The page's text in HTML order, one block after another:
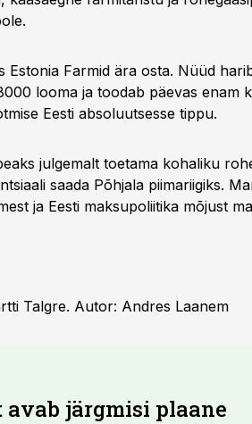
Estonia Farmid ära osta. Nüüd
looma ja toodab päevas enam
Eesti absoluutsesse tippu.
julgemalt toetama kohaliku
saada Põhjala piimariigiks.
ja Eesti maksupoliitika mõjust
Talgre. Autor: Andres Laanem
järgmisi plaane